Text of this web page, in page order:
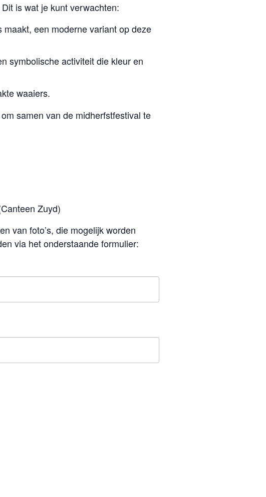
is wat je kunt verwachten:
een moderne variant op deze
symbolische activiteit die kleur en
waaiers.
samen van de midherfstfestival te
Zuyd)
van foto’s, die mogelijk worden
via het onderstaande formulier: